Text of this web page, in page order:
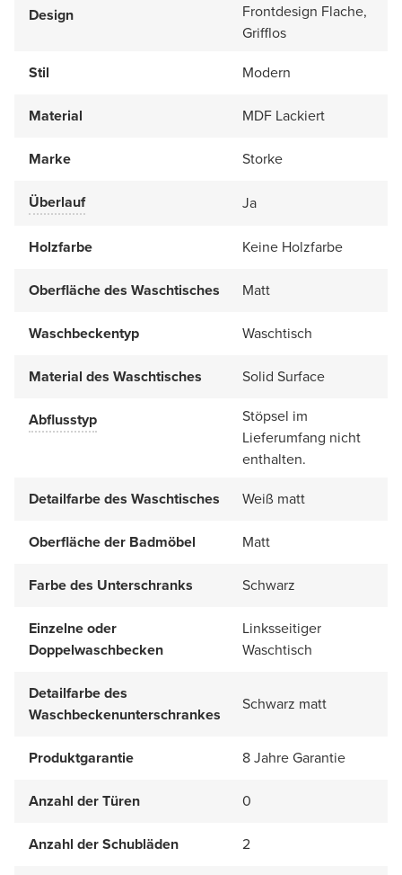
Design
Frontdesign Flache,
Grifflos
Stil
Modern
Material MDF Lackiert
Marke Storke
Überlauf Ja
Holzfarbe Keine Holzfarbe
Oberfläche des Waschtisches Matt
Waschbeckentyp Waschtisch
Material des Waschtisches Solid Surface
Abflusstyp
Stöpsel im
Lieferumfang nicht
enthalten.
Detailfarbe des Waschtisches
Weiß matt
Oberfläche der Badmöbel Matt
Farbe des Unterschranks Schwarz
Einzelne oder
Doppelwaschbecken
Linksseitiger
Waschtisch
Detailfarbe des
Waschbeckenunterschrankes
Schwarz matt
Produktgarantie 8 Jahre Garantie
Anzahl der Türen 0
Anzahl der Schubläden 2